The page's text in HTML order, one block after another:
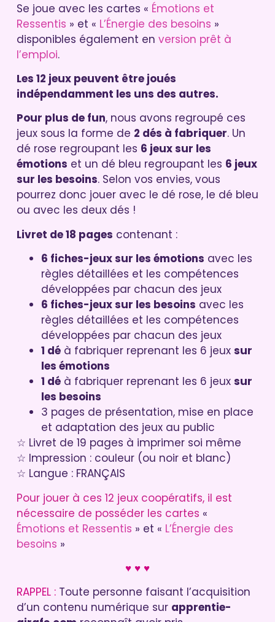
Se joue avec les cartes « Émotions et
Ressentis » et « L’Énergie des besoins »
disponibles également en version prêt à
l’emploi.
Les 12 jeux peuvent être joués
indépendamment les uns des autres.
Pour plus de fun, nous avons regroupé ces
jeux sous la forme de 2 dés à fabriquer. Un
dé rose regroupant les 6 jeux sur les
émotions et un dé bleu regroupant les 6 jeux
sur les besoins. Selon vos envies, vous
pourrez donc jouer avec le dé rose, le dé bleu
ou avec les deux dés !
Livret de 18 pages contenant :
6 fiches-jeux sur les émotions avec les
règles détaillées et les compétences
développées par chacun des jeux
6 fiches-jeux sur les besoins avec les
règles détaillées et les compétences
développées par chacun des jeux
1 dé à fabriquer reprenant les 6 jeux sur
les émotions
1 dé à fabriquer reprenant les 6 jeux sur
les besoins
3 pages de présentation, mise en place
et adaptation des jeux au public
☆ Livret de 19 pages à imprimer soi même
☆ Impression : couleur (ou noir et blanc)
☆ Langue : FRANÇAIS
Pour jouer à ces 12 jeux coopératifs, il est
nécessaire de posséder les cartes «
Émotions et Ressentis » et « L’Énergie des
besoins »
♥ ♥ ♥
RAPPEL : Toute personne faisant l’acquisition
d’un contenu numérique sur apprentie-